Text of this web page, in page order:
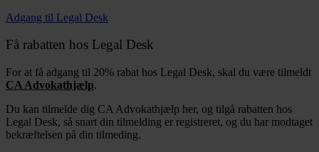
Adgang til Legal Desk
Få rabatten hos Legal Desk
For at få adgang til 20% rabat hos Legal Desk, skal du være tilmeldt
CA Advokathjælp.
Du kan tilmelde dig CA Advokathjælp her, og tilgå rabatten hos
Legal Desk, så snart din tilmelding er registreret, og du har modtaget
bekræftelsen på din tilmeding.